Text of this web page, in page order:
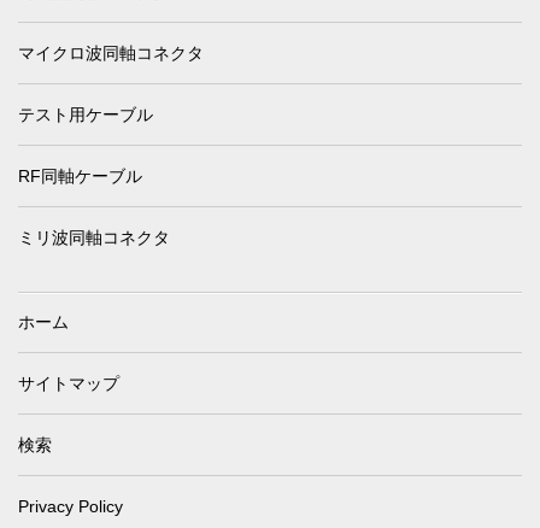
マイクロ波同軸コネクタ
テスト用ケーブル
RF同軸ケーブル
ミリ波同軸コネクタ
ホーム
サイトマップ
検索
Privacy Policy